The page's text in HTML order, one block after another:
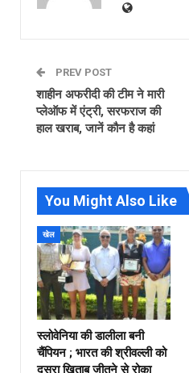
PREV POST
शाहीन अफरीदी की टीम ने मारी
प्लेऑफ में एंट्री, सरफराज की
हाल खराब, जानें कौन है कहां
You Might Also Like
खेल
स्लोवेनिया की डालीला बनी
चैंपियन ; भारत की श्रीवल्ली को
दूसरा खिताब जीतने से रोका